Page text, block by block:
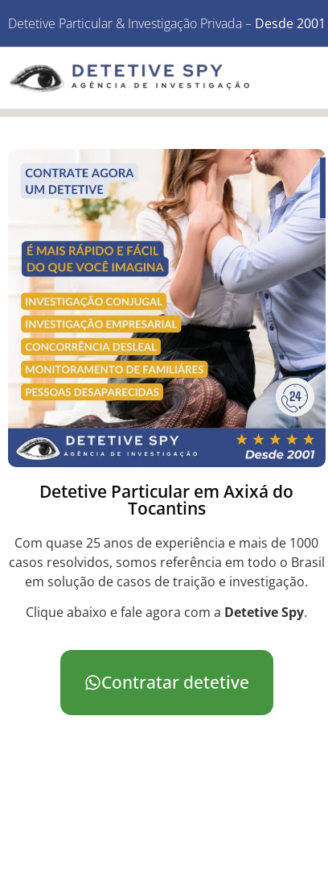
Detetive Particular & Investigação Privada – Desde 2001
Detetive Particular em Axixá do
Tocantins
Com quase 25 anos de experiência e mais de 1000
casos resolvidos, somos referência em todo o Brasil
em solução de casos de traição e investigação.
Clique abaixo e fale agora com a Detetive Spy.
Contratar detetive